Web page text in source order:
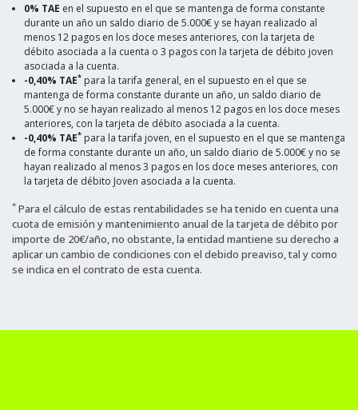
0% TAE en el supuesto en el que se mantenga de forma constante
durante un año un saldo diario de 5.000€ y se hayan realizado al
menos 12 pagos en los doce meses anteriores, con la tarjeta de
débito asociada a la cuenta o 3 pagos con la tarjeta de débito joven
asociada a la cuenta.
-0,40% TAE* para la tarifa general, en el supuesto en el que se
mantenga de forma constante durante un año, un saldo diario de
5.000€ y no se hayan realizado al menos 12 pagos en los doce meses
anteriores, con la tarjeta de débito asociada a la cuenta.
-0,40% TAE* para la tarifa joven, en el supuesto en el que se mantenga
de forma constante durante un año, un saldo diario de 5.000€ y no se
hayan realizado al menos 3 pagos en los doce meses anteriores, con
la tarjeta de débito Joven asociada a la cuenta.
* Para el cálculo de estas rentabilidades se ha tenido en cuenta una
cuota de emisión y mantenimiento anual de la tarjeta de débito por
importe de 20€/año, no obstante, la entidad mantiene su derecho a
aplicar un cambio de condiciones con el debido preaviso, tal y como
se indica en el contrato de esta cuenta.